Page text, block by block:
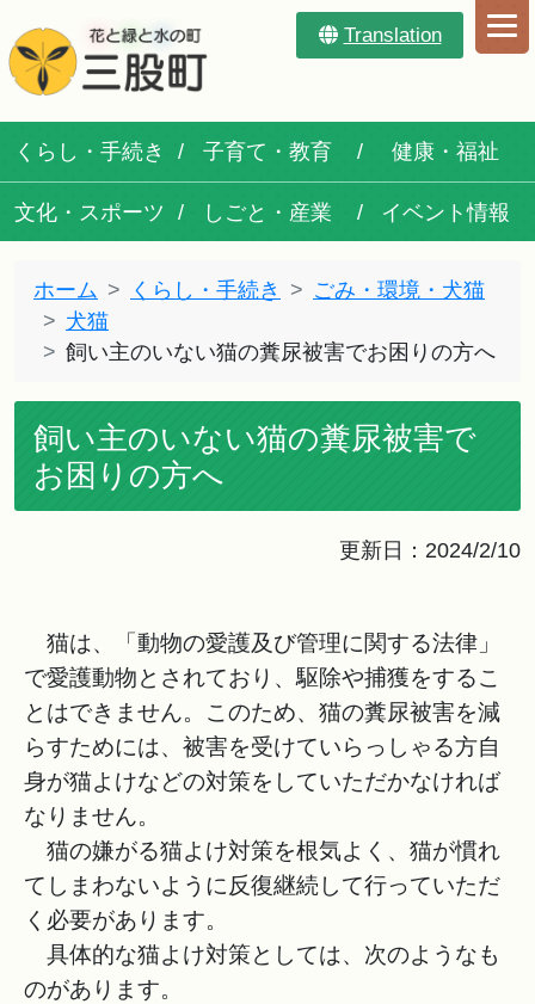
Translation
くらし・手続き 子育て・教育 健康・福祉
文化・スポーツ しごと・産業 イベント情報
ホーム くらし・手続き
ごみ・環境・犬猫
犬猫
飼い主のいない猫の糞尿被害でお困りの方へ
飼い主のいない猫の糞尿被害で
お困りの方へ
更新日：2024/2/10
猫は、「動物の愛護及び管理に関する法律」
で愛護動物とされており、駆除や捕獲をするこ
とはできません。このため、猫の糞尿被害を減
らすためには、被害を受けていらっしゃる方自
身が猫よけなどの対策をしていただかなければ
なりません。
猫の嫌がる猫よけ対策を根気よく、猫が慣れ
てしまわないように反復継続して行っていただ
く必要があります。
具体的な猫よけ対策としては、次のようなも
のがあります。